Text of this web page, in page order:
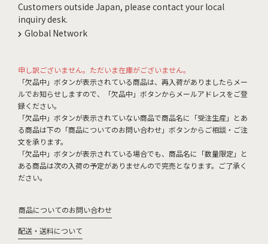
Customers outside Japan, please contact your local
inquiry desk.
Global Network
申し訳ございません。ただいま在庫がございません。
「欠品中」ボタンが表示されている商品は、再入荷がありましたらメー
ルでお知らせしますので、「欠品中」ボタンからメールアドレスをご登
録ください。
「欠品中」ボタンが表示されていない商品で商品名に「受注生産」とあ
る商品は下の「商品についてのお問い合わせ」ボタンからご相談・ご注
文を承ります。
「欠品中」ボタンが表示されている場合でも、商品名に「数量限定」と
ある商品は次の入荷の予定がありませんので完売となります。ご了承く
ださい。
商品についてのお問い合わせ
配送・送料について